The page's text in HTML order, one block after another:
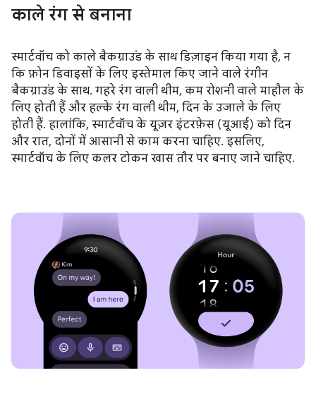
काले रंग से बनाना
स्मार्टवॉच को काले बैकग्राउंड के साथ डिज़ाइन किया गया है, न
कि फ़ोन डिवाइसों के लिए इस्तेमाल किए जाने वाले रंगीन
बैकग्राउंड के साथ. गहरे रंग वाली थीम, कम रोशनी वाले माहौल के
लिए होती हैं और हल्के रंग वाली थीम, दिन के उजाले के लिए
होती हैं. हालांकि, स्मार्टवॉच के यूज़र इंटरफ़ेस (यूआई) को दिन
और रात, दोनों में आसानी से काम करना चाहिए. इसलिए,
स्मार्टवॉच के लिए कलर टोकन खास तौर पर बनाए जाने चाहिए.